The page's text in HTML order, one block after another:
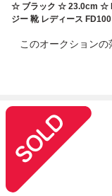
☆ ブラック ☆ 23.0cm ☆
ジー 靴 レディース
このオークションの